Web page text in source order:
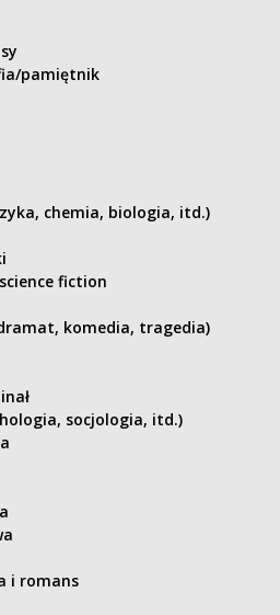
pamiętnik
chemia, biologia, itd.)
fiction
komedia, tragedia)
socjologia, itd.)
i romans